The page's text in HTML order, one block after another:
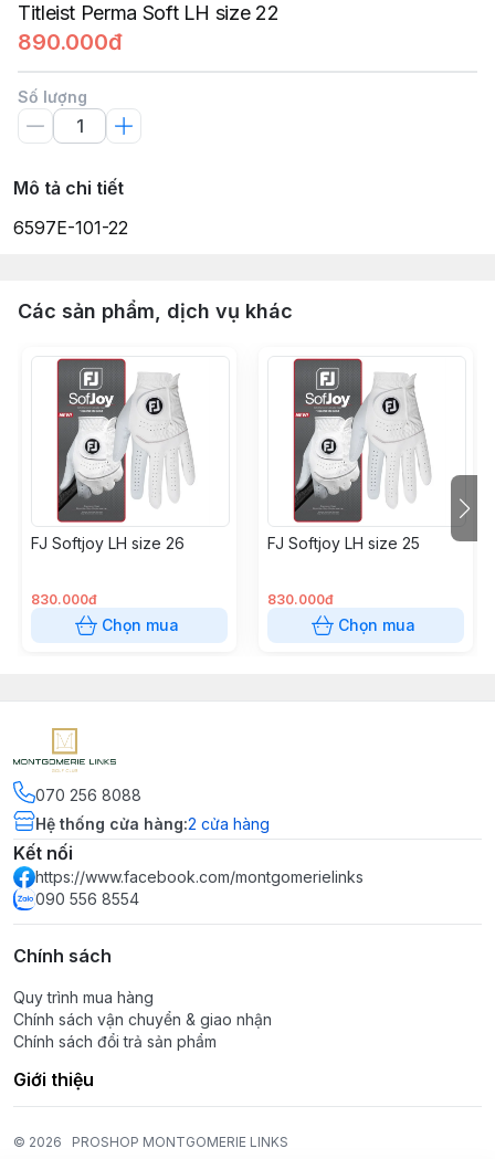
Titleist Perma Soft LH size 22
890.000đ
Số lượng
Mô tả chi tiết
6597E-101-22
Các sản phẩm, dịch vụ khác
FJ Softjoy LH size 26
830.000đ
Chọn mua
FJ Softjoy LH size 25
830.000đ
Chọn mua
070 256 8088
Hệ thống cửa hàng:2 cửa hàng
Kết nối
https://www.facebook.com/montgomerielinks
090 556 8554
Chính sách
Quy trình mua hàng
Chính sách vận chuyển & giao nhận
Chính sách đổi trả sản phẩm
Giới thiệu
© 2026 PROSHOP MONTGOMERIE LINKS